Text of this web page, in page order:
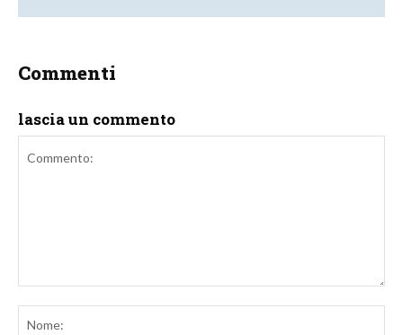
Commenti
lascia un commento